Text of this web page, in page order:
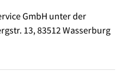
GmbH unter der
13, 83512 Wasserburg